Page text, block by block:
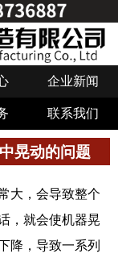
企业新闻
联系我们
晃动的问题
大，会导致整个
，就会使机器晃
降，导致一系列